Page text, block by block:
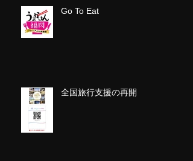
Go To Eat
全国旅行支援の再開